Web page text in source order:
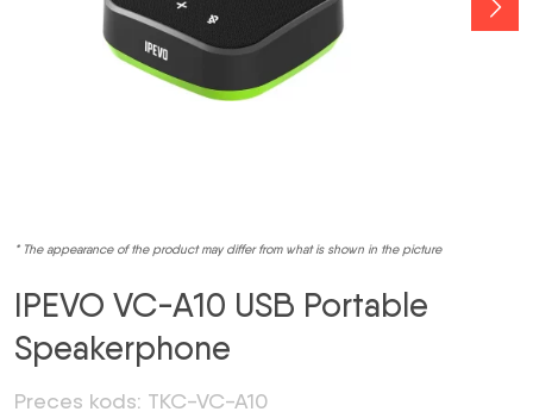
* The appearance of the product may differ from what is shown in the picture
IPEVO VC-A10 USB Portable
Speakerphone
Preces kods: TKC-VC-A10